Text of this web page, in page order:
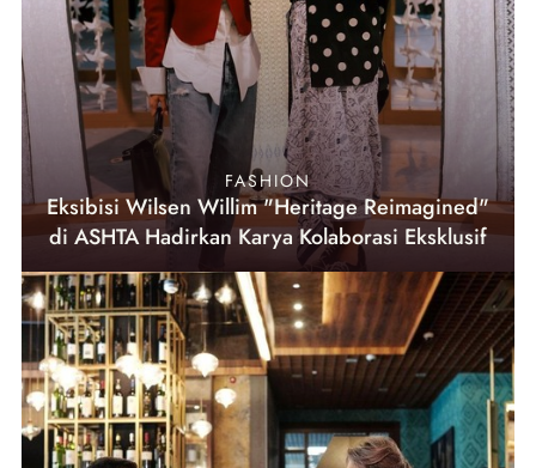
FASHION
Eksibisi Wilsen Willim "Heritage Reimagined"
di ASHTA Hadirkan Karya Kolaborasi Eksklusif